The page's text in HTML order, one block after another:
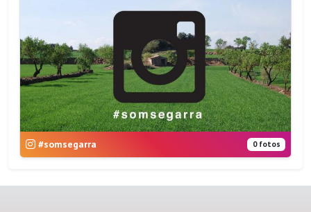
#somsegarra 0 fotos